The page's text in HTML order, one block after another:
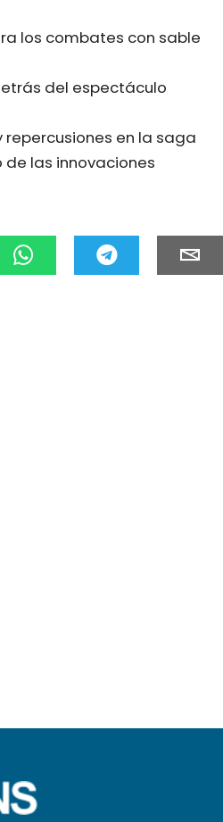
los combates con sable
del espectáculo
en la saga
las innovaciones